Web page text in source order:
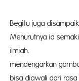
Begitu juga
Menurutnya ia
mendengarkan
bisa diawali dari rasa